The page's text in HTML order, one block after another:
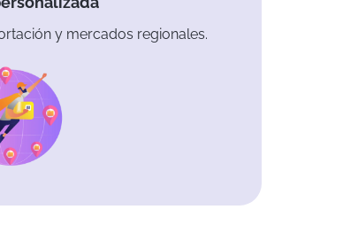
y mercados regionales.